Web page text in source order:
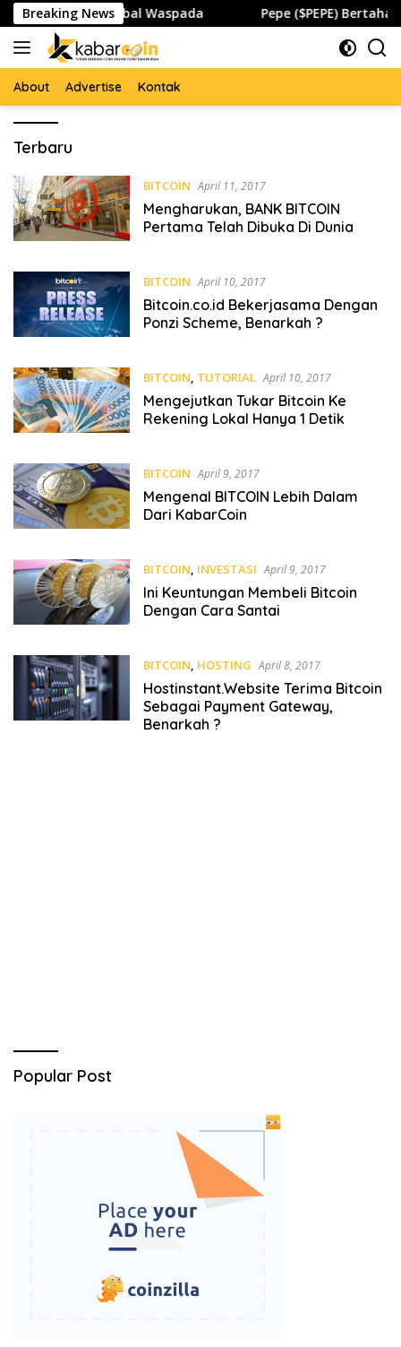
Skip
to
content
Breaking News
Kripto dan Global Waspada Pepe ($PEPE) Bertahan
About Advertise Kontak
KABAR
Terbaru
BITCOIN April 11, 2017
Mengharukan, BANK BITCOIN
Pertama Telah Dibuka Di Dunia
BITCOIN April 10, 2017
Bitcoin.co.id Bekerjasama Dengan
Ponzi Scheme, Benarkah ?
BITCOIN, TUTORIAL April 10, 2017
Mengejutkan Tukar Bitcoin Ke
Rekening Lokal Hanya 1 Detik
BITCOIN April 9, 2017
Mengenal BITCOIN Lebih Dalam
Dari KabarCoin
BITCOIN, INVESTASI April 9, 2017
Ini Keuntungan Membeli Bitcoin
Dengan Cara Santai
BITCOIN, HOSTING April 8, 2017
Hostinstant.Website Terima Bitcoin
Sebagai Payment Gateway,
Benarkah ?
Popular Post